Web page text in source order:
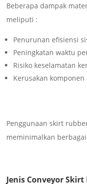
Beberapa dampak
meliputi :
Penurunan efisiensi
Peningkatan waktu
Risiko keselamatan
Kerusakan
Penggunaan skirt
meminimalkan
Jenis Conveyor Skirt